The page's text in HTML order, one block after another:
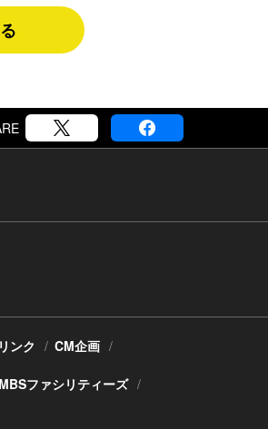
ンク CM企画
MBSファシリティーズ